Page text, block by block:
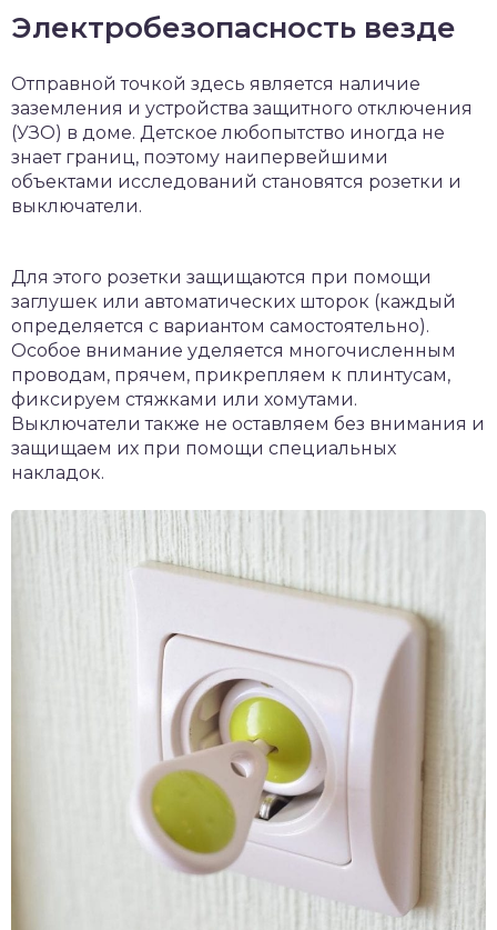
Электробезопасность везде
Отправной точкой здесь является наличие
заземления и устройства защитного отключения
(УЗО) в доме. Детское любопытство иногда не
знает границ, поэтому наипервейшими
объектами исследований становятся розетки и
выключатели.
Для этого розетки защищаются при помощи
заглушек или автоматических шторок (каждый
определяется с вариантом самостоятельно).
Особое внимание уделяется многочисленным
проводам, прячем, прикрепляем к плинтусам,
фиксируем стяжками или хомутами.
Выключатели также не оставляем без внимания и
защищаем их при помощи специальных
накладок.